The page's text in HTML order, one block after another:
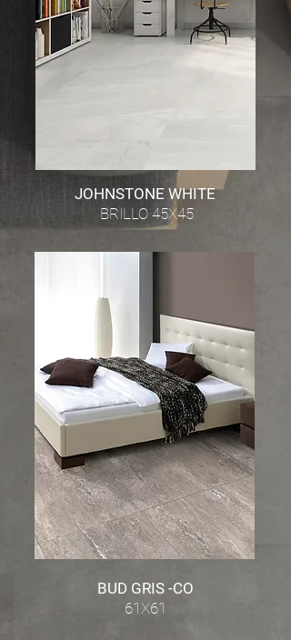
JOHNSTONE WHITE
BRILLO 45X45
BUD GRIS -CO
61X61